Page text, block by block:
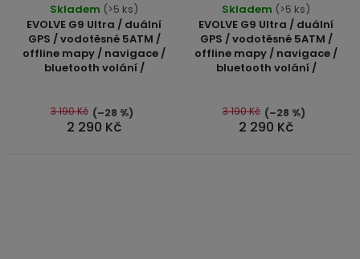
EVOLVE G9 Ultra / duální
GPS / vodotěsné 5ATM /
offline mapy / navigace /
bluetooth volání /
hodnocení
produktu
je
5,0
5
hvězdiček.
Skladem (>5 ks)
2 290 Kč
3 190 Kč (–28 %)
EVOLVE G9 Ultra / duální
GPS / vodotěsné 5ATM /
offline mapy / navigace /
bluetooth volání /
hodnocení
produktu
je
5,0
5
hvězdiček.
Skladem (>5 ks)
2 290 Kč
3 190 Kč (–28 %)